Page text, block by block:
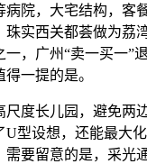
院，大宅结构，客
实西关都荟做为荔
，广州“卖一买一”
一提的是。
度长儿园，避免两
型设想，还能最大
要留意的是，采光